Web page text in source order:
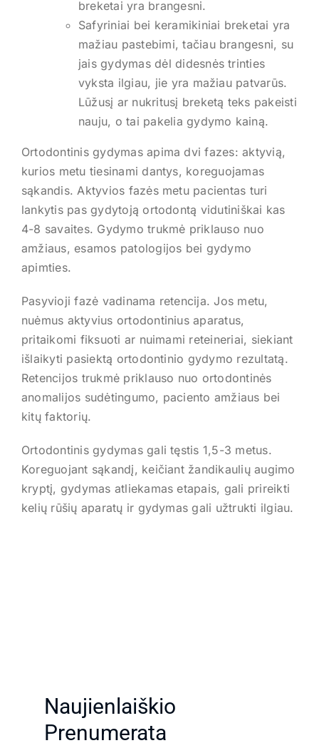
breketai yra brangesni.
Safyriniai bei keramikiniai breketai yra
mažiau pastebimi, tačiau brangesni, su
jais gydymas dėl didesnės trinties
vyksta ilgiau, jie yra mažiau patvarūs.
Lūžusį ar nukritusį breketą teks pakeisti
nauju, o tai pakelia gydymo kainą.
Ortodontinis gydymas apima dvi fazes: aktyvią,
kurios metu tiesinami dantys, koreguojamas
sąkandis. Aktyvios fazės metu pacientas turi
lankytis pas gydytoją ortodontą vidutiniškai kas
4-8 savaites. Gydymo trukmė priklauso nuo
amžiaus, esamos patologijos bei gydymo
apimties.
Pasyvioji fazė vadinama retencija. Jos metu,
nuėmus aktyvius ortodontinius aparatus,
pritaikomi fiksuoti ar nuimami reteineriai, siekiant
išlaikyti pasiektą ortodontinio gydymo rezultatą.
Retencijos trukmė priklauso nuo ortodontinės
anomalijos sudėtingumo, paciento amžiaus bei
kitų faktorių.
Ortodontinis gydymas gali tęstis 1,5-3 metus.
Koreguojant sąkandį, keičiant žandikaulių augimo
kryptį, gydymas atliekamas etapais, gali prireikti
kelių rūšių aparatų ir gydymas gali užtrukti ilgiau.
Naujienlaiškio
Prenumerata